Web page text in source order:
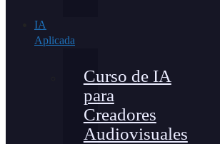
IA
Aplicada
Curso de IA
para
Creadores
Audiovisuales